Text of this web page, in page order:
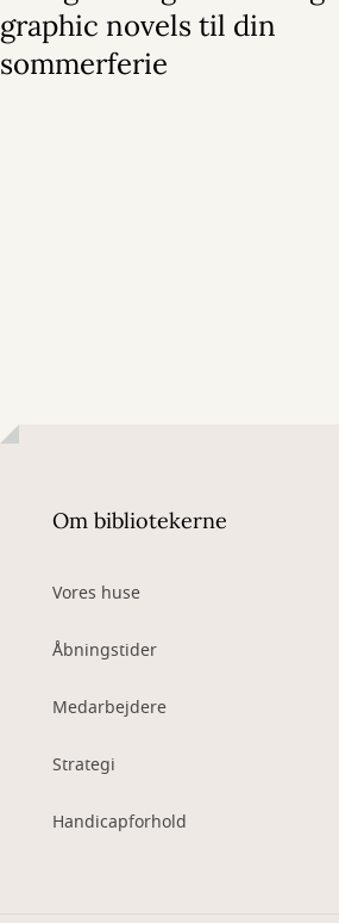
graphic novels til din
sommerferie
Om bibliotekerne
Vores huse
Åbningstider
Medarbejdere
Strategi
Handicapforhold